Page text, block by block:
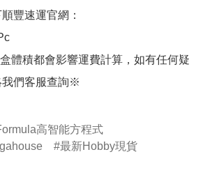
豐速運官網：
體積都會影響運費計算，如有任何疑
我們客服查詢※
高智能方程式
最新Hobby現貨